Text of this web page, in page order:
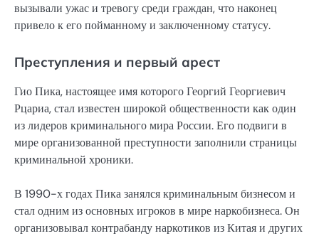
вызывали ужас и тревогу среди граждан, что наконец
привело к его пойманному и заключенному статусу.
Преступления и первый арест
Гио Пика, настоящее имя которого Георгий Георгиевич
Рцариа, стал известен широкой общественности как один
из лидеров криминального мира России. Его подвиги в
мире организованной преступности заполнили страницы
криминальной хроники.
В 1990-х годах Пика занялся криминальным бизнесом и
стал одним из основных игроков в мире наркобизнеса. Он
организовывал контрабанду наркотиков из Китая и других